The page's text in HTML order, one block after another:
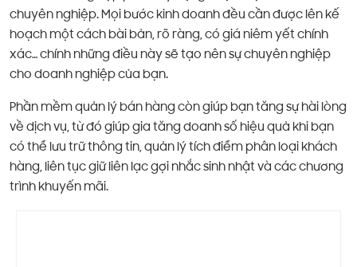
chuyên nghiệp. Mọi bước kinh doanh đều cần được lên kế
hoạch một cách bài bản, rõ ràng, có giá niêm yết chính
xác… chính những điều này sẽ tạo nên sự chuyên nghiệp
cho doanh nghiệp của bạn.
Phần mềm quản lý bán hàng còn giúp bạn tăng sự hài lòng
về dịch vụ, từ đó giúp gia tăng doanh số hiệu quả khi bạn
có thể lưu trữ thông tin, quản lý tích điểm phân loại khách
hàng, liên tục giữ liên lạc gợi nhắc sinh nhật và các chương
trình khuyến mãi.